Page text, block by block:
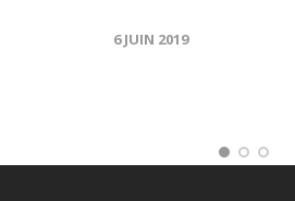
6 JUIN 2019